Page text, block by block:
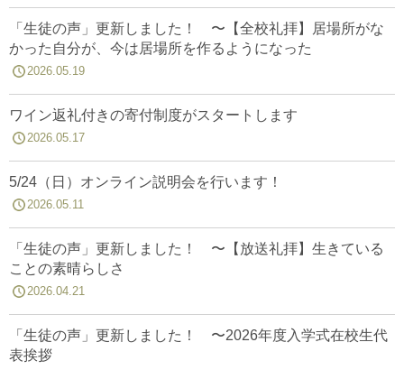
「生徒の声」更新しました！ 〜【全校礼拝】居場所がな
かった自分が、今は居場所を作るようになった
2026.05.19
ワイン返礼付きの寄付制度がスタートします
2026.05.17
5/24（日）オンライン説明会を行います！
2026.05.11
「生徒の声」更新しました！ 〜【放送礼拝】生きている
ことの素晴らしさ
2026.04.21
「生徒の声」更新しました！ 〜2026年度入学式在校生代
表挨拶